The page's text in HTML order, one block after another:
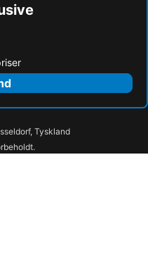
Airport
Vattentornet
domkyrka
Arena
Tits Experiment
läns museum
Tyskland